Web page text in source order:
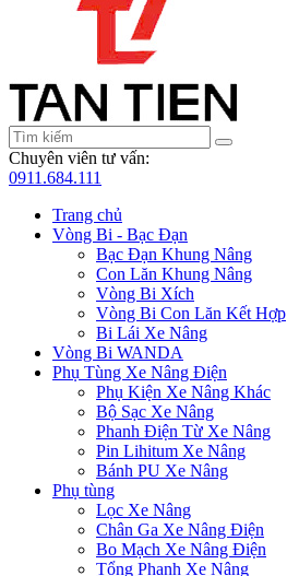
Chuyên viên tư vấn:
0911.684.111
Trang chủ
Vòng Bi - Bạc Đạn
Bạc Đạn Khung Nâng
Con Lăn Khung Nâng
Vòng Bi Xích
Vòng Bi Con Lăn Kết Hợp
Bi Lái Xe Nâng
Vòng Bi WANDA
Phụ Tùng Xe Nâng Điện
Phụ Kiện Xe Nâng Khác
Bộ Sạc Xe Nâng
Phanh Điện Từ Xe Nâng
Pin Lihitum Xe Nâng
Bánh PU Xe Nâng
Phụ tùng
Lọc Xe Nâng
Chân Ga Xe Nâng Điện
Bo Mạch Xe Nâng Điện
Tổng Phanh Xe Nâng